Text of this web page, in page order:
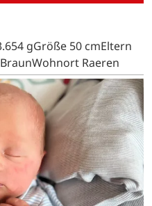
gGröße 50 cmEltern
Raeren